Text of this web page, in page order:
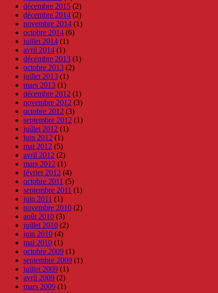
décembre 2015 (2)
décembre 2014 (2)
novembre 2014 (1)
octobre 2014 (6)
juillet 2014 (1)
avril 2014 (1)
décembre 2013 (1)
octobre 2013 (2)
juillet 2013 (1)
mars 2013 (1)
décembre 2012 (1)
novembre 2012 (3)
octobre 2012 (3)
septembre 2012 (1)
juillet 2012 (1)
juin 2012 (1)
mai 2012 (5)
avril 2012 (2)
mars 2012 (1)
février 2012 (4)
octobre 2011 (5)
septembre 2011 (1)
juin 2011 (1)
novembre 2010 (2)
août 2010 (3)
juillet 2010 (2)
juin 2010 (4)
mai 2010 (1)
octobre 2009 (1)
septembre 2009 (1)
juillet 2009 (1)
avril 2009 (2)
mars 2009 (1)